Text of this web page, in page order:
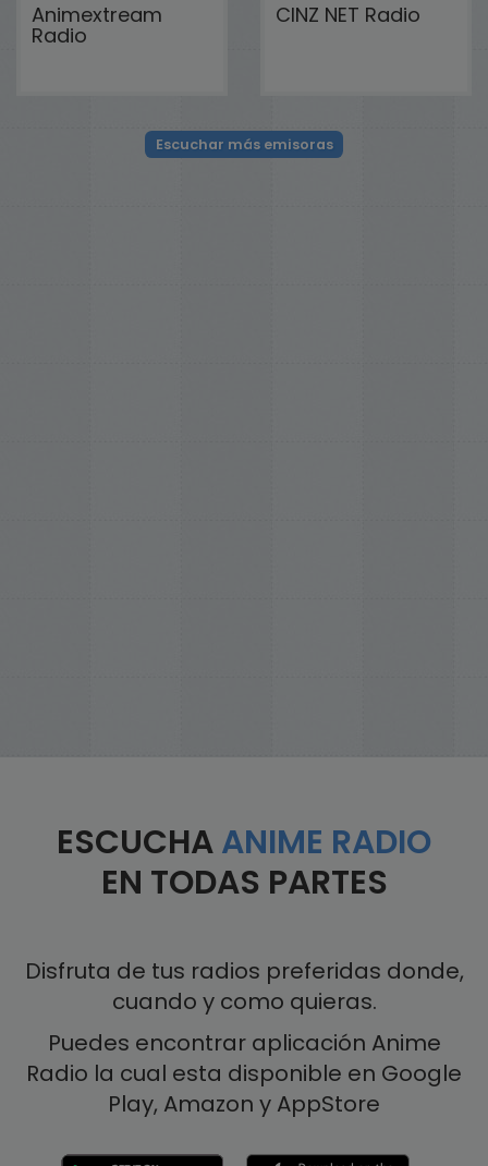
Animextream
Radio
CINZ NET Radio
Escuchar más emisoras
ESCUCHAANIME RADIO
EN TODAS PARTES
Disfruta de tus radios preferidas donde,
cuando y como quieras.
Puedes encontrar aplicación Anime
Radio la cual esta disponible en Google
Play, Amazon y AppStore